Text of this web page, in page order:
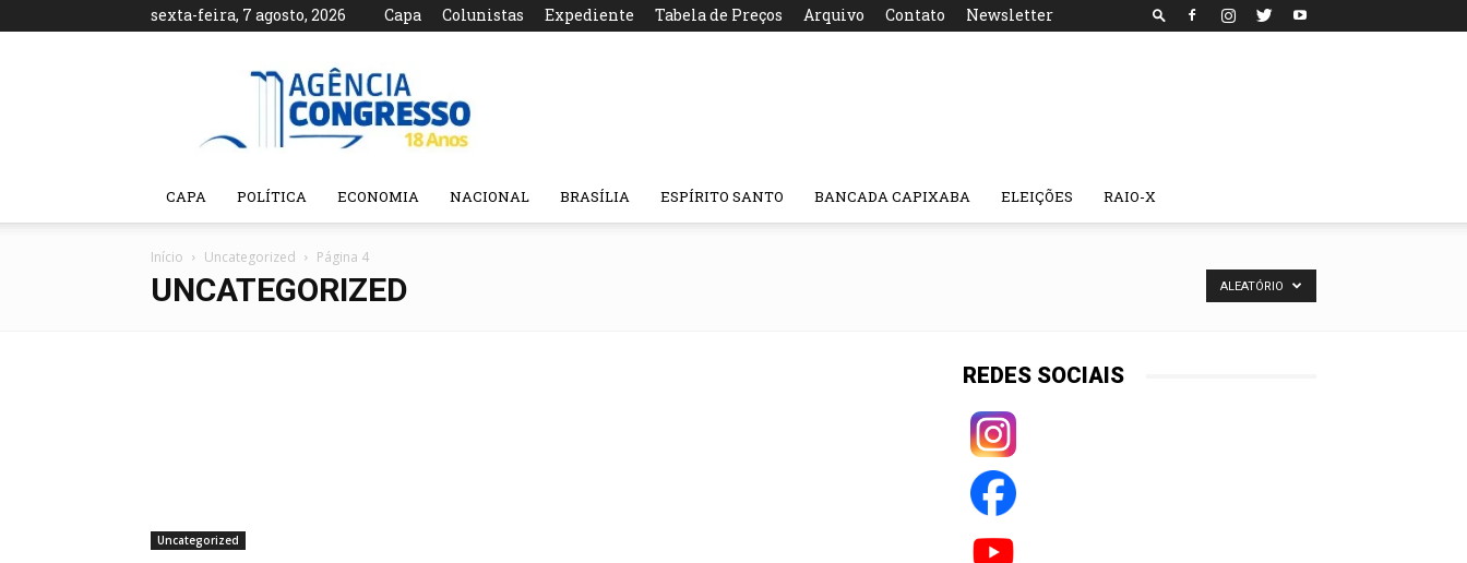
sexta-feira, 7 agosto, 2026 Capa Colunistas Expediente Tabela de Preços Arquivo Contato Newsletter
Agência
CAPA POLÍTICA ECONOMIA NACIONAL BRASÍLIA ESPÍRITO SANTO BANCADA CAPIXABA ELEIÇÕES RAIO-X
Início Uncategorized Página 4
UNCATEGORIZED ALEATÓRIO
Uncategorized
REDES SOCIAIS